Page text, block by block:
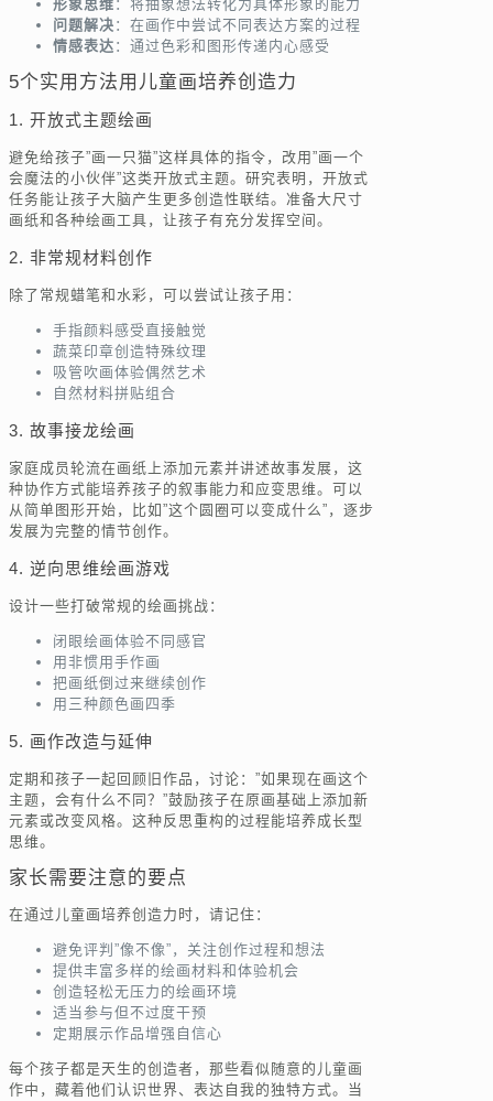
形象思维 ：将抽象想法转化为具体形象的能力
问题解决 ：在画作中尝试不同表达方案的过程
情感表达 ：通过色彩和图形传递内心感受
5个实用方法用儿童画培养创造力
1. 开放式主题绘画
避免给孩子”画一只猫”这样具体的指令，改用”画一个
会魔法的小伙伴”这类开放式主题。研究表明，开放式
任务能让孩子大脑产生更多创造性联结。准备大尺寸
画纸和各种绘画工具，让孩子有充分发挥空间。
2. 非常规材料创作
除了常规蜡笔和水彩，可以尝试让孩子用：
手指颜料感受直接触觉
蔬菜印章创造特殊纹理
吸管吹画体验偶然艺术
自然材料拼贴组合
3. 故事接龙绘画
家庭成员轮流在画纸上添加元素并讲述故事发展，这
种协作方式能培养孩子的叙事能力和应变思维。可以
从简单图形开始，比如”这个圆圈可以变成什么”，逐步
发展为完整的情节创作。
4. 逆向思维绘画游戏
设计一些打破常规的绘画挑战：
闭眼绘画体验不同感官
用非惯用手作画
把画纸倒过来继续创作
用三种颜色画四季
5. 画作改造与延伸
定期和孩子一起回顾旧作品，讨论：”如果现在画这个
主题，会有什么不同？”鼓励孩子在原画基础上添加新
元素或改变风格。这种反思重构的过程能培养成长型
思维。
家长需要注意的要点
在通过儿童画培养创造力时，请记住：
避免评判”像不像”，关注创作过程和想法
提供丰富多样的绘画材料和体验机会
创造轻松无压力的绘画环境
适当参与但不过度干预
定期展示作品增强自信心
每个孩子都是天生的创造者，那些看似随意的儿童画
作中，藏着他们认识世界、表达自我的独特方式。当